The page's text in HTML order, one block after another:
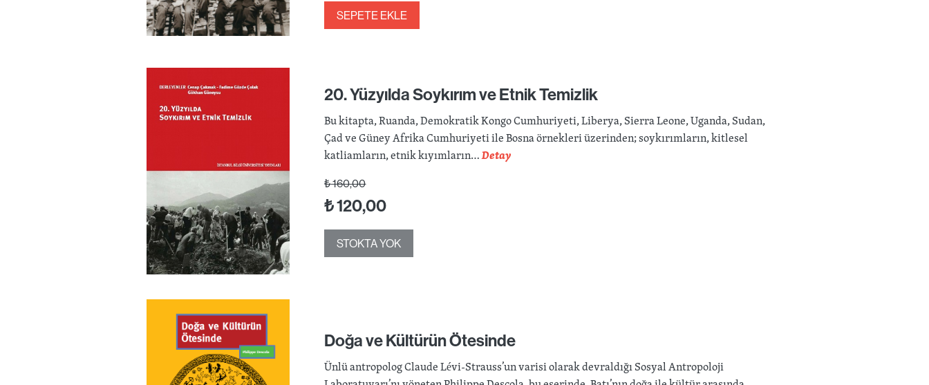
SEPETE EKLE
20. Yüzyılda Soykırım ve Etnik Temizlik
Bu kitapta, Ruanda, Demokratik Kongo Cumhuriyeti, Liberya, Sierra Leone, Uganda, Sudan,
Çad ve Güney Afrika Cumhuriyeti ile Bosna örnekleri üzerinden; soykırımların, kitlesel
katliamların, etnik kıyımların…Detay
₺160,00
₺120,00
STOKTA YOK
Doğa ve Kültürün Ötesinde
Ünlü antropolog Claude Lévi-Strauss’un varisi olarak devraldığı Sosyal Antropoloji